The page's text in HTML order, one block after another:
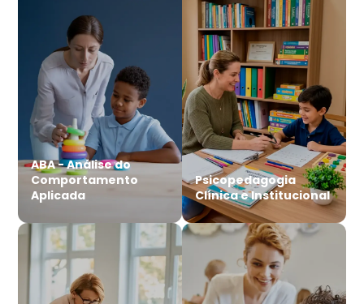
ABA - Análise do
Comportamento
Aplicada
Psicopedagogia
Clínica e Institucional